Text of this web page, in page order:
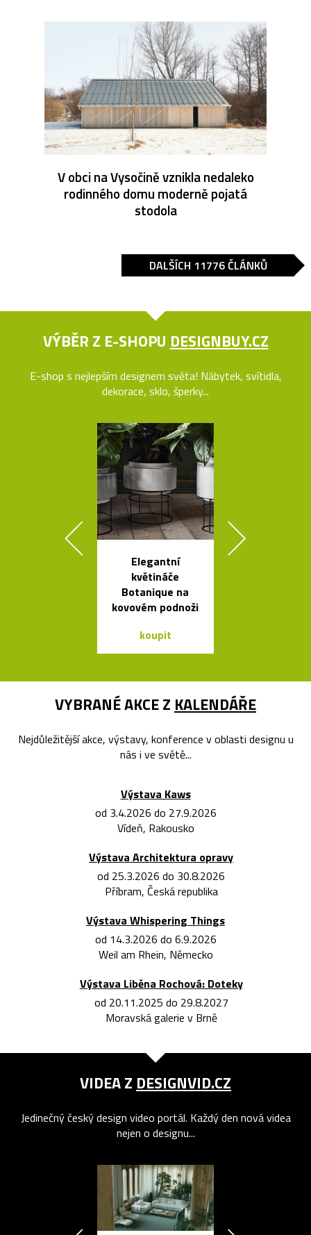
V obci na Vysočině vznikla nedaleko
rodinného domu moderně pojatá
stodola
DALŠÍCH 11776 ČLÁNKŮ
VÝBĚR Z E-SHOPU DESIGNBUY.CZ
E-shop s nejlepším designem světa! Nábytek, svítidla,
dekorace, sklo, šperky...
Elegantní
květináče
Botanique na
kovovém podnoži
koupit
VYBRANÉ AKCE Z KALENDÁŘE
Nejdůležitější akce, výstavy, konference v oblasti designu u
nás i ve světě...
Výstava Kaws
od 3.4.2026 do 27.9.2026
Vídeň, Rakousko
Výstava Architektura opravy
od 25.3.2026 do 30.8.2026
Příbram, Česká republika
Výstava Whispering Things
od 14.3.2026 do 6.9.2026
Weil am Rhein, Německo
Výstava Liběna Rochová: Doteky
od 20.11.2025 do 29.8.2027
Moravská galerie v Brně
VIDEA Z DESIGNVID.CZ
Jedinečný český design video portál. Každý den nová videa
nejen o designu...